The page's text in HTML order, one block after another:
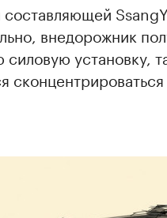
внедорожник
установку,